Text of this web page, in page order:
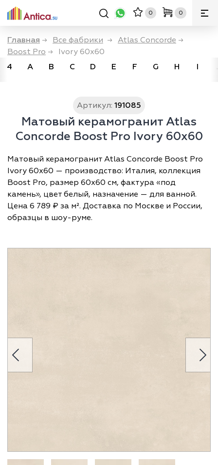
0 0
Главная → Все фабрики → Atlas Concorde →
Boost Pro →
Ivory 60x60
4
A B C D E F G H I
Артикул: 191085
Матовый керамогранит Atlas
Concorde Boost Pro Ivory 60x60
Матовый керамогранит Atlas Concorde Boost Pro
Ivory 60x60 — производство: Италия, коллекция
Boost Pro, размер 60х60 см, фактура «под
камень», цвет белый, назначение — для ванной.
Цена 6 789 ₽ за м². Доставка по Москве и России,
образцы в шоу-руме.